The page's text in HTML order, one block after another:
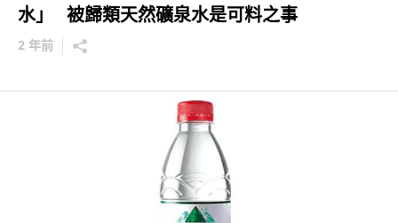
水」 被歸類天然礦泉水是可料之事
2 年前